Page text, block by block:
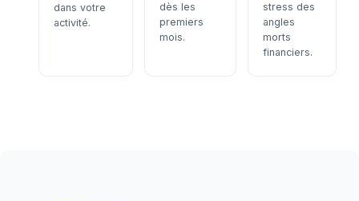
dans votre
activité.
dès les
premiers
mois.
stress des
angles
morts
financiers.